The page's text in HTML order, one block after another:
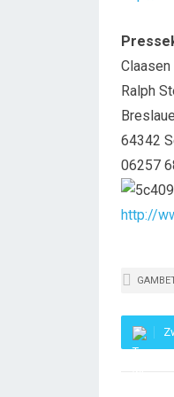
Ralph
64342
06257
http://